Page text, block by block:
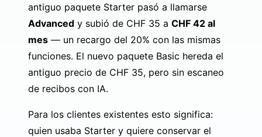
antiguo paquete Starter pasó a llamarse
Advanced y subió de CHF 35 a CHF 42 al
mes — un recargo del 20% con las mismas
funciones. El nuevo paquete Basic hereda el
antiguo precio de CHF 35, pero sin escaneo
de recibos con IA.
Para los clientes existentes esto significa:
quien usaba Starter y quiere conservar el